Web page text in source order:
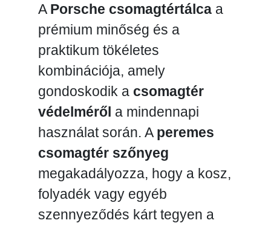
A Porsche csomagtértálcaa
prémium minőség és a
praktikum tökéletes
kombinációja, amely
gondoskodik a csomagtér
védelméről a mindennapi
használat során. A peremes
csomagtér szőnyeg
megakadályozza, hogy a kosz,
folyadék vagy egyéb
szennyeződés kárt tegyen a